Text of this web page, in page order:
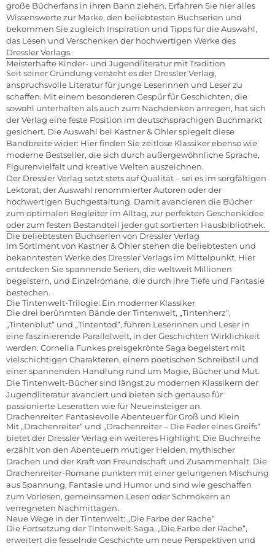
große Bücherfans in ihren Bann ziehen. Erfahren Sie hier alles
Wissenswerte zur Marke, den beliebtesten Buchserien und
bekommen Sie zugleich Inspiration und Tipps für die Auswahl,
das Lesen und Verschenken der hochwertigen Werke des
Dressler Verlags.
Meisterhafte Kinder- und Jugendliteratur mit Tradition
Seit seiner Gründung versteht es der Dressler Verlag,
anspruchsvolle Literatur für junge Leserinnen und Leser zu
schaffen. Mit einem besonderen Gespür für Geschichten, die
sowohl unterhalten als auch zum Nachdenken anregen, hat sich
der Verlag eine feste Position im deutschsprachigen Buchmarkt
gesichert. Die Auswahl bei Kastner & Öhler spiegelt diese
Bandbreite wider: Hier finden Sie zeitlose Klassiker ebenso wie
moderne Bestseller, die sich durch außergewöhnliche Sprache,
Figurenvielfalt und kreative Welten auszeichnen.
Der Dressler Verlag setzt stets auf Qualität – sei es im sorgfältigen
Lektorat, der Auswahl renommierter Autoren oder der
hochwertigen Buchgestaltung. Damit avancieren die Bücher
zum optimalen Begleiter im Alltag, zur perfekten Geschenkidee
oder zum festen Bestandteil jeder gut sortierten Hausbibliothek.
Die beliebtesten Buchserien von Dressler Verlag
Im Sortiment von Kastner & Öhler stehen die beliebtesten und
bekanntesten Werke des Dressler Verlags im Mittelpunkt. Hier
entdecken Sie spannende Serien, die weltweit Millionen
begeistern, und Einzelromane, die durch ihre Tiefe und Fantasie
bestechen.
Die Tintenwelt-Trilogie: Ein moderner Klassiker
Die drei berühmten Bände der Tintenwelt, „Tintenherz“,
„Tintenblut“ und „Tintentod“, führen Leserinnen und Leser in
eine faszinierende Parallelwelt, in der Geschichten Wirklichkeit
werden. Cornelia Funkes preisgekrönte Saga begeistert mit
vielschichtigen Charakteren, einem poetischen Schreibstil und
einer spannenden Handlung rund um Magie, Bücher und Mut.
Die Tintenwelt-Bücher sind längst zu modernen Klassikern der
Jugendliteratur avanciert und bieten sich genauso für
passionierte Leseratten wie für Neueinsteiger an.
Drachenreiter: Fantasievolle Abenteuer für Groß und Klein
Mit „Drachenreiter“ und „Drachenreiter – Die Feder eines Greifs“
bietet der Dressler Verlag ein weiteres Highlight: Die Buchreihe
erzählt von den Abenteuern mutiger Helden, mythischer
Drachen und der Kraft von Freundschaft und Zusammenhalt. Die
Drachenreiter-Romane punkten mit einer gelungenen Mischung
aus Spannung, Fantasie und Humor und sind wie geschaffen
zum Vorlesen, gemeinsamen Lesen oder Schmökern an
verregneten Nachmittagen.
Neue Wege in der Tintenwelt: „Die Farbe der Rache“
Die Fortsetzung der Tintenwelt-Saga, „Die Farbe der Rache“,
erweitert die fesselnde Geschichte um neue Perspektiven und